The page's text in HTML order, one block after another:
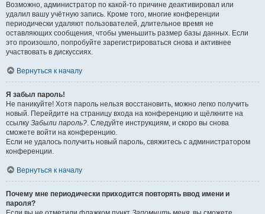
Возможно, администратор по какой-то причине деактивировал или
удалил вашу учётную запись. Кроме того, многие конференции
периодически удаляют пользователей, длительное время не
оставляющих сообщения, чтобы уменьшить размер базы данных. Если
это произошло, попробуйте зарегистрироваться снова и активнее
участвовать в дискуссиях.
Вернуться к началу
Я забыл пароль!
Не паникуйте! Хотя пароль нельзя восстановить, можно легко получить
новый. Перейдите на страницу входа на конференцию и щёлкните на
ссылку Забыли пароль?. Следуйте инструкциям, и скоро вы снова
сможете войти на конференцию.
Если не удалось получить новый пароль, свяжитесь с администратором
конференции.
Вернуться к началу
Почему мне периодически приходится повторять ввод имени и
пароля?